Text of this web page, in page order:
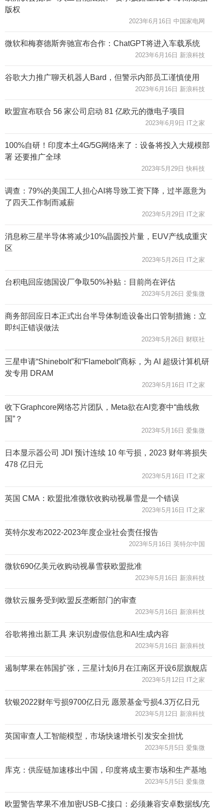
版权
2023年6月16日 中国家电网
微软和梅赛德斯奔驰宣布合作：ChatGPT将进入车载系统
2023年6月16日 新浪科技
谷歌大力推广聊天机器人Bard，但警示内部员工谨慎使用
2023年6月16日 新浪科技
欧盟宣布联合 56 家公司启动 81 亿欧元的微电子项目
2023年6月9日 IT之家
100%自研！印度本土4G/5G网络来了：设备将投入大规模部
署 还要推广全球
2023年5月29日 快科技
调查：79%的美国工人担心AI将导致工资下降，过半愿意为
了四天工作制而减薪
2023年5月29日 IT之家
消息称三星半导体将减少10%晶圆投片量，EUV产线成重灾
区
2023年5月26日 IT之家
台积电回应德国设厂争取50%补贴：目前尚在评估
2023年5月26日 爱集微
商务部回应日本正式出台半导体制造设备出口管制措施：立
即纠正错误做法
2023年5月26日 财联社
三星申请“Shinebolt”和“Flamebolt”商标，为 AI 超级计算机研
发专用 DRAM
2023年5月16日 IT之家
收下Graphcore网络芯片团队，Meta欲在AI竞赛中“曲线救
国”？
2023年5月16日 爱集微
日本显示器公司 JDI 预计连续 10 年亏损，2023 财年将损失
478 亿日元
2023年5月16日 IT之家
英国 CMA：欧盟批准微软收购动视暴雪是一个错误
2023年5月16日 IT之家
英特尔发布2022-2023年度企业社会责任报告
2023年5月16日 英特尔中国
微软690亿美元收购动视暴雪获欧盟批准
2023年5月16日 新浪科技
微软云服务受到欧盟反垄断部门的审查
2023年5月16日 新浪科技
谷歌将推出新工具 来识别虚假信息和AI生成内容
2023年5月16日 新浪科技
遏制苹果在韩国扩张，三星计划6月在江南区开设6层旗舰店
2023年5月12日 IT之家
软银2022财年亏损9700亿日元 愿景基金亏损4.3万亿日元
2023年5月12日 新浪科技
英国审查人工智能模型，市场快速增长引发安全担忧
2023年5月5日 爱集微
库克：供应链加速移出中国，印度将成主要市场和生产基地
2023年5月5日 爱集微
欧盟警告苹果不准加密USB-C接口：必须兼容安卓数据线/充